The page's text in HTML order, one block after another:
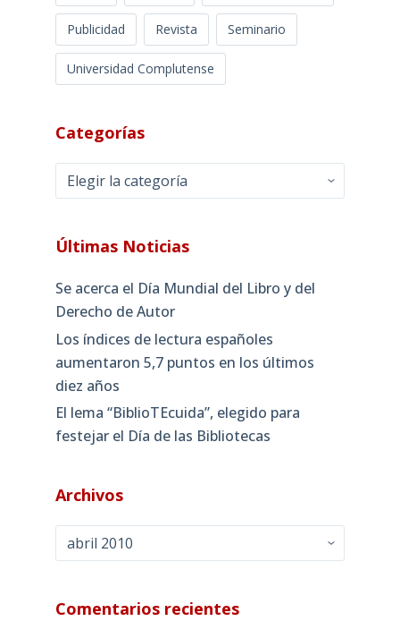
Publicidad Revista Seminario
Universidad Complutense
Categorías
Categorías
Últimas Noticias
Se acerca el Día Mundial del Libro y del
Derecho de Autor
Los índices de lectura españoles
aumentaron 5,7 puntos en los últimos
diez años
El lema “BiblioTEcuida”, elegido para
festejar el Día de las Bibliotecas
Archivos
Archivos
Comentarios recientes